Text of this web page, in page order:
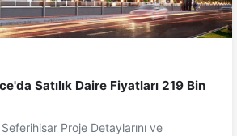
Satılık Daire Fiyatları 219 Bin
Proje Detaylarını ve